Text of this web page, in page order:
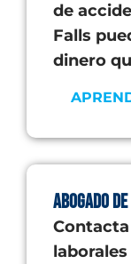
de
Falls
dinero
Abogado